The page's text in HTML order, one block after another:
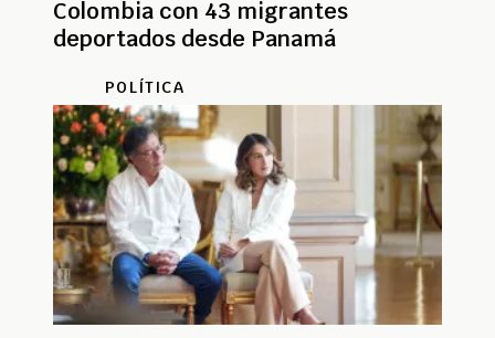
Colombia con 43 migrantes
deportados desde Panamá
POLÍTICA